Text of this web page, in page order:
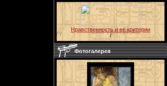
Нравственность и её критерии
/
Фотогалерея